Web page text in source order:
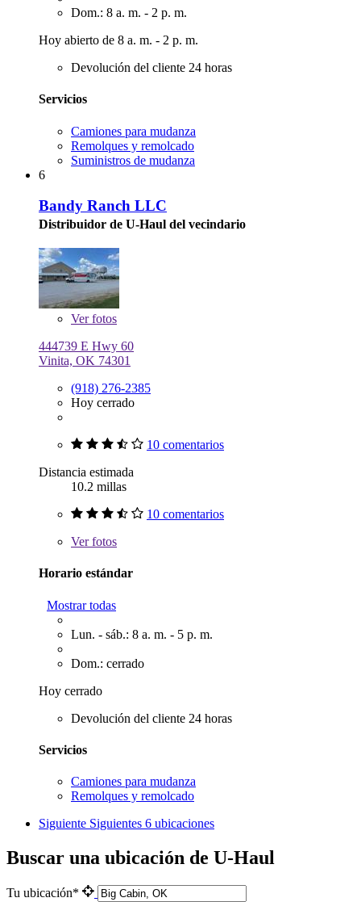
Dom.: 8 a. m. - 2 p. m.
Hoy abierto de 8 a. m. - 2 p. m.
Devolución del cliente 24 horas
Servicios
Camiones para mudanza
Remolques y remolcado
Suministros de mudanza
6
Bandy Ranch LLC
Distribuidor de U-Haul del vecindario
Verfotos
444739 E Hwy 60
Vinita, OK 74301
(918) 276-2385
Hoy cerrado
10 comentarios
Distancia estimada
10.2 millas
10 comentarios
Verfotos
Horario estándar
Mostrar todas
Lun. - sáb.: 8 a. m. - 5 p. m.
Dom.: cerrado
Hoy cerrado
Devolución del cliente 24 horas
Servicios
Camiones para mudanza
Remolques y remolcado
Siguiente Siguientes 6 ubicaciones
Buscar una ubicación de U-Haul
Tu ubicación*